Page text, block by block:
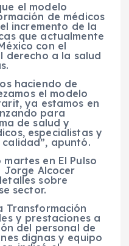
el modelo
de médicos
incremento de la
que actualmente
con el
derecho a la salud
haciendo de
el modelo
ya estamos en
para
de salud y
especialistas y
apuntó.
en El Pulso
Jorge Alcocer
sobre
sector.
Transformación
y prestaciones a
del personal de
dignas y equipo